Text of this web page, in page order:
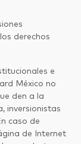
derechos
e
México no
den a la
inversionistas
caso de
de Internet